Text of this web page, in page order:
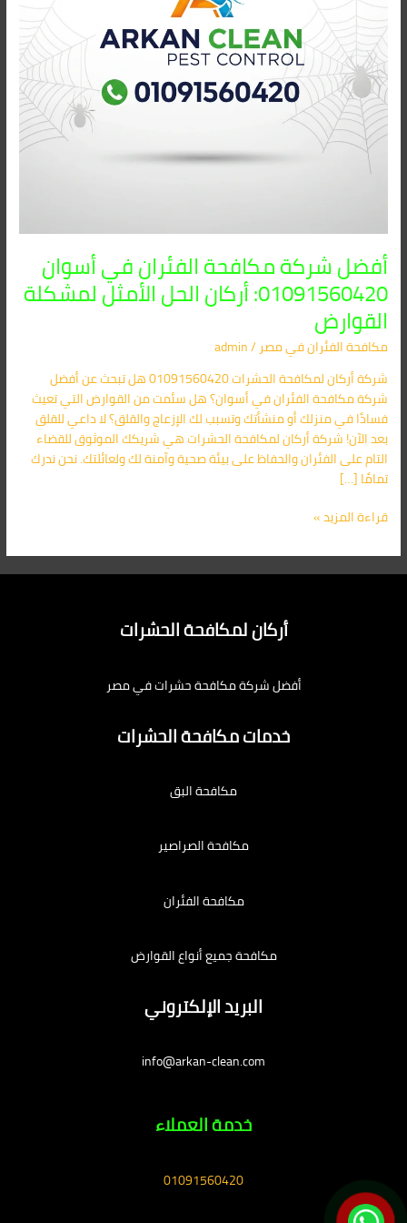
أفضل شركة مكافحة الفئران في أسوان
01091560420: أركان الحل الأمثل لمشكلة
القوارض
مكافحة الفئران​ في مصر/
admin
شركة أركان لمكافحة الحشرات 01091560420 هل تبحث عن أفضل
شركة مكافحة الفئران في أسوان؟ هل سئمت من القوارض التي تعيث
فسادًا في منزلك أو منشأتك وتسبب لك الإزعاج والقلق؟ لا داعي للقلق
بعد الآن! شركة أركان لمكافحة الحشرات هي شريكك الموثوق للقضاء
التام على الفئران والحفاظ على بيئة صحية وآمنة لك ولعائلتك. نحن ندرك
تمامًا […]
أركان
الحل
الأمثل
لمشكلة
القوارض
قراءة المزيد »
أركان لمكافحة الحشرات
أفضل شركة مكافحة حشرات في مصر
خدمات مكافحة الحشرات
مكافحة البق
مكافحة الصراصير
مكافحة الفئران
مكافحة جميع أنواع القوارض
البريد الإلكتروني
info@arkan-clean.com
خدمة العملاء
01091560420